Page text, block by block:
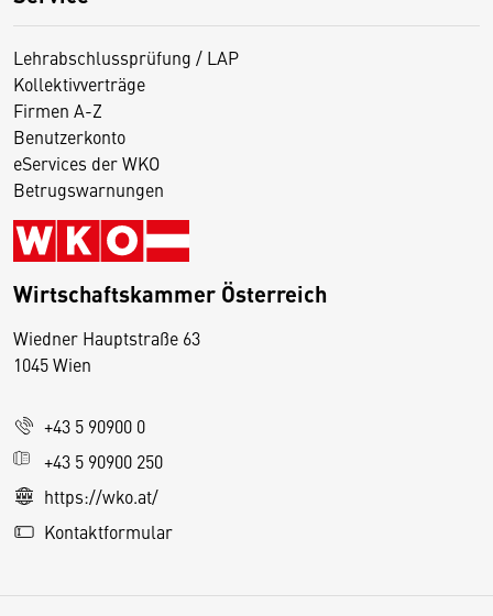
Lehrabschlussprüfung / LAP
Kollektivverträge
Firmen A-Z
Benutzerkonto
eServices der WKO
Betrugswarnungen
Wirtschaftskammer Österreich
Wiedner Hauptstraße 63
1045 Wien
+43 5 90900 0
+43 5 90900 250
https://wko.at/
Kontaktformular
D
s
e
S
e